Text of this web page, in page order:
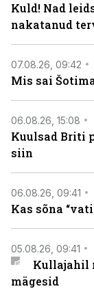
Kuld! Nad
nakatanud
07.08.26, 09:42
Mis sai
06.08.26, 15:08
Kuulsad Briti
siin
06.08.26, 09:41
Kas sõna
05.08.26, 09:41
Kullajahil
mägesid